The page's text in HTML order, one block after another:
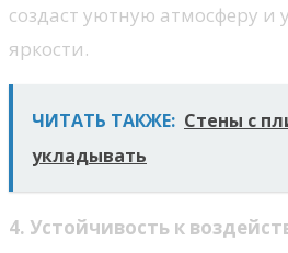
создаст уютную атмосферу
яркости.
ЧИТАТЬ ТАКЖЕ: Стены с
укладывать
4. Устойчивость к